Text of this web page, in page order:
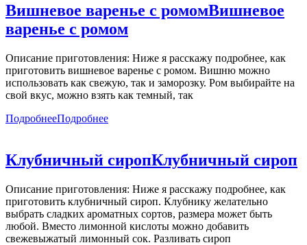
Вишневое варенье с ромомВишневое
варенье с ромом
Описание приготовления: Ниже я расскажу подробнее, как
приготовить вишневое варенье с ромом. Вишню можно
использовать как свежую, так и заморозку. Ром выбирайте на
свой вкус, можно взять как темный, так
ПодробнееПодробнее
Клубничный сиропКлубничный сироп
Описание приготовления: Ниже я расскажу подробнее, как
приготовить клубничный сироп. Клубнику желательно
выбрать сладких ароматных сортов, размера может быть
любой. Вместо лимонной кислоты можно добавить
свежевыжатый лимонный сок. Разливать сироп